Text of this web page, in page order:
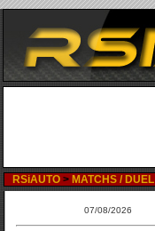
RSiAUTO > MATCHS / DUEL
07/08/2026